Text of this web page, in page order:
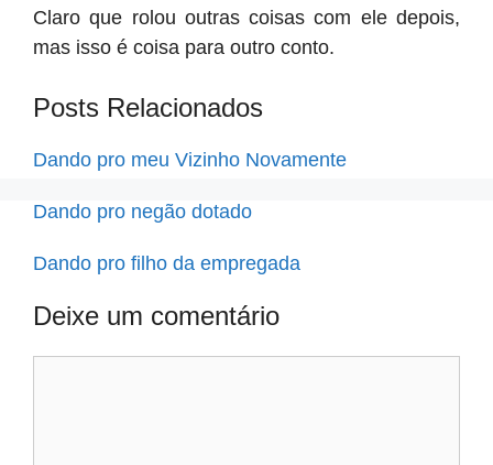
Claro que rolou outras coisas com ele depois,
mas isso é coisa para outro conto.
Posts Relacionados
Dando pro meu Vizinho Novamente
Dando pro negão dotado
Dando pro filho da empregada
Deixe um comentário